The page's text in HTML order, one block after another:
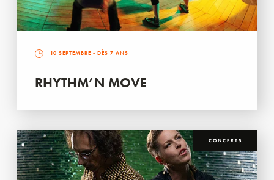
10 SEPTEMBRE - DÈS 7 ANS
RHYTHM’N MOVE
CONCERTS